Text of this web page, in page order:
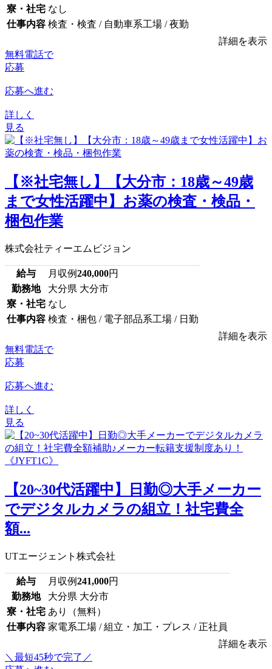
寮・社宅 なし
仕事内容 検査・検査 / 自動車系工場 / 夜勤
詳細を表示
無料電話で
応募
応募へ進む
詳しく
見る
【※社宅無し】【大分市：18歳～49歳
まで女性活躍中】お薬の検査・検品・
梱包作業
株式会社ティーエムビジョン
給与 月収例240,000円
勤務地
大分県 大分市
寮・社宅 なし
仕事内容 検査・梱包 / 電子部品系工場 / 日勤
詳細を表示
無料電話で
応募
応募へ進む
詳しく
見る
【20~30代活躍中】日勤◎大手メーカー
でデジタルカメラの組立！社宅費全
額...
UTエージェント株式会社
給与 月収例241,000円
勤務地
大分県 大分市
寮・社宅 あり（無料）
仕事内容 家電系工場 / 組立・加工・プレス / 正社員
詳細を表示
＼最短45秒で完了／